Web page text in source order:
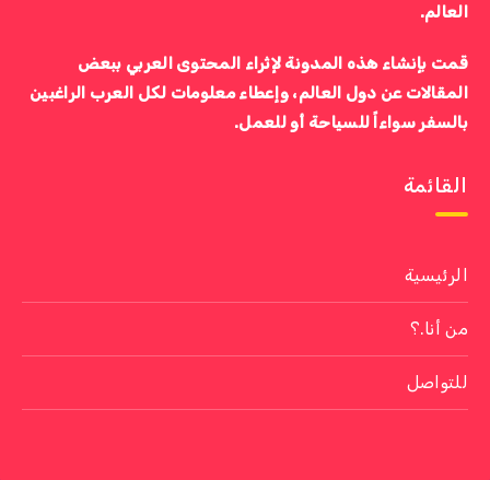
العالم.
قمت بإنشاء هذه المدونة لإثراء المحتوى العربي ببعض
المقالات عن دول العالم، وإعطاء معلومات لكل العرب الراغبين
بالسفر سواءاً للسياحة أو للعمل.
القائمة
الرئيسية
من أنا.؟
للتواصل